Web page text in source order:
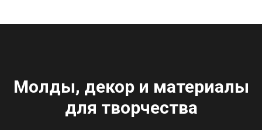
Молды, декор и материалы
для творчества